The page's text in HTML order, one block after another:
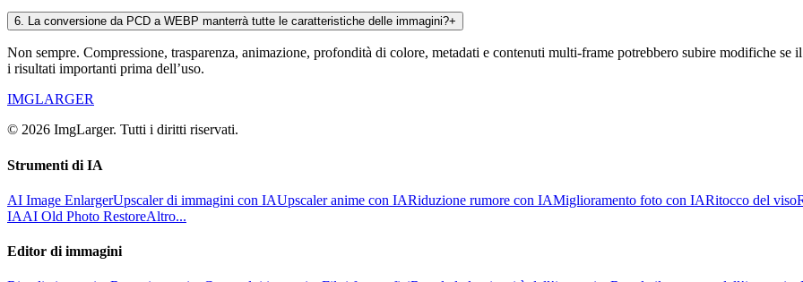
6. La conversione da PCD a WEBP manterrà tutte le caratteristiche delle immagini?+
Non sempre. Compressione, trasparenza, animazione, profondità di colore, metadati e contenuti multi-frame potrebbero subire modifiche
i risultati importanti prima dell’uso.
IMGLARGER
© 2026 ImgLarger. Tutti i diritti riservati.
Strumenti di IA
AI Image EnlargerUpscaler di immagini con IAUpscaler anime con IARiduzione rumore con IAMiglioramento foto con IARitocco del viso
IAAI Old Photo RestoreAltro...
Editor di immagini